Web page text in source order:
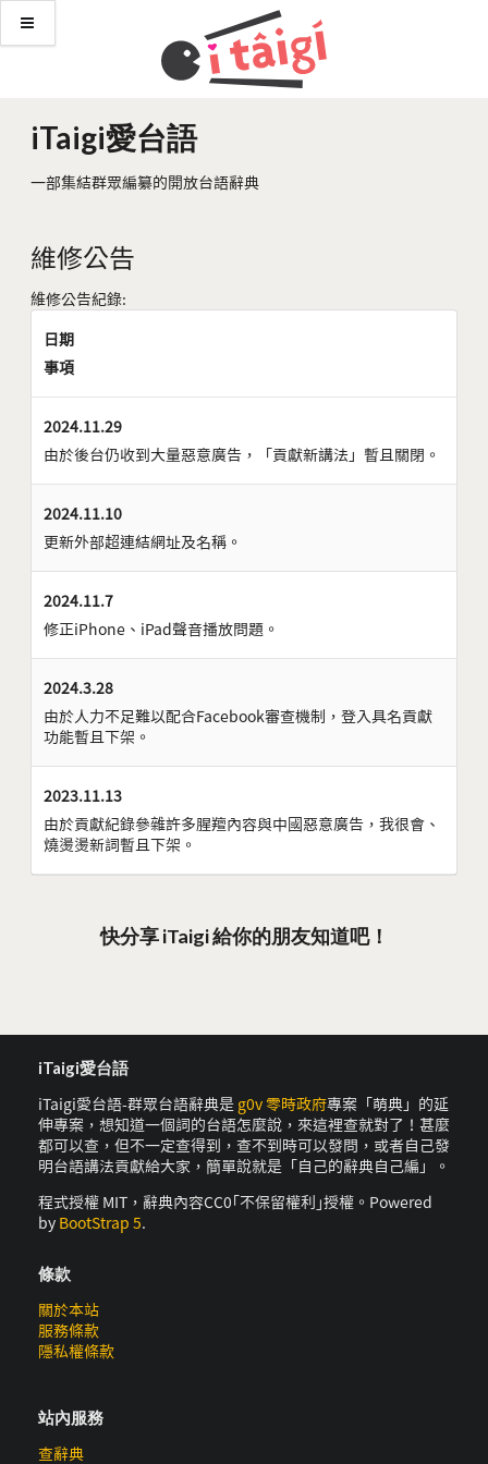
iTaigi愛台語
一部集結群眾編纂的開放台語辭典
維修公告
維修公告紀錄:
日期
事項
2024.11.29
由於後台仍收到大量惡意廣告，「貢獻新講法」暫且關閉。
2024.11.10
更新外部超連結網址及名稱。
2024.11.7
修正iPhone、iPad聲音播放問題。
2024.3.28
由於人力不足難以配合Facebook審查機制，登入具名貢獻
功能暫且下架。
2023.11.13
由於貢獻紀錄參雜許多腥羶內容與中國惡意廣告，我很會、
燒燙燙新詞暫且下架。
快分享 iTaigi 給你的朋友知道吧！
iTaigi愛台語
iTaigi愛台語-群眾台語辭典是 g0v 零時政府專案「萌典」的延
伸專案，想知道一個詞的台語怎麼說，來這裡查就對了！甚麼
都可以查，但不一定查得到，查不到時可以發問，或者自己發
明台語講法貢獻給大家，簡單說就是「自己的辭典自己編」。
程式授權 MIT，辭典內容CC0｢不保留權利｣授權。Powered
by BootStrap 5.
條款
關於本站
服務條款
隱私權條款
站內服務
查辭典